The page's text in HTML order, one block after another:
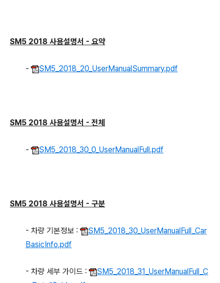
SM5 2018 사용설명서 - 요약
- SM5_2018_20_UserManualSummary.pdf
SM5 2018 사용설명서 - 전체
- SM5_2018_30_0_UserManualFull.pdf
SM5 2018 사용설명서 - 구분
- 차량 기본정보 :
SM5_2018_30_UserManualFull_Car
BasicInfo.pdf
- 차량 세부 가이드 :
SM5_2018_31_UserManualFull_C